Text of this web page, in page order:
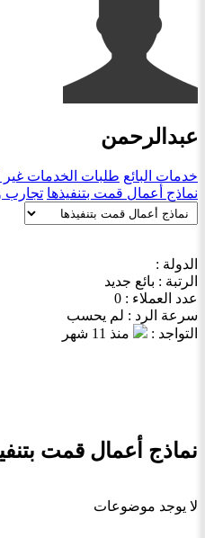
عبدالرحمن
خدمات البائع طلبات الخدمات غير
نماذج أعمال قمت بتنفيذها
الدولة :
الرتبة : بائع جديد
عدد العملاء : 0
سرعة الرد : لم يحسب
التواجد :
منذ 11 شهر
نماذج أعمال قمت
لا يوجد موضوعات